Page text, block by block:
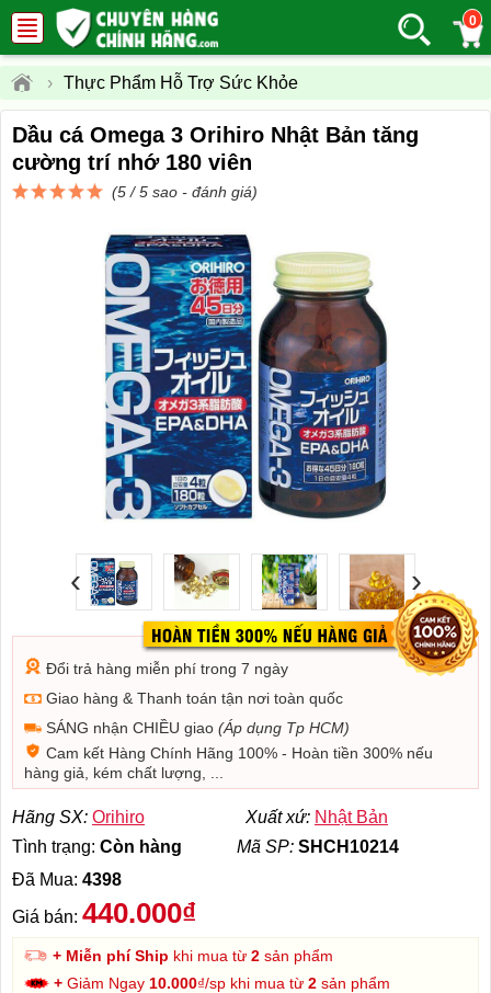
0
› Thực Phẩm Hỗ Trợ Sức Khỏe
Dầu cá Omega 3 Orihiro Nhật Bản tăng
cường trí nhớ 180 viên
(5 / 5 sao - đánh giá)
‹ ›
Đổi trả hàng miễn phí trong 7 ngày
Giao hàng & Thanh toán tận nơi toàn quốc
SÁNG nhận CHIỀU giao (Áp dụng Tp HCM)
Cam kết Hàng Chính Hãng 100% - Hoàn tiền 300% nếu
hàng giả, kém chất lượng, ...
Hãng SX: Orihiro Xuất xứ: Nhật Bản
Tình trạng: Còn hàng Mã SP: SHCH10214
Đã Mua: 4398
Giá bán: 440.000₫
+ Miễn phí Ship khi mua từ 2 sản phẩm
+ Giảm Ngay 10.000₫/sp khi mua từ2 sản phẩm